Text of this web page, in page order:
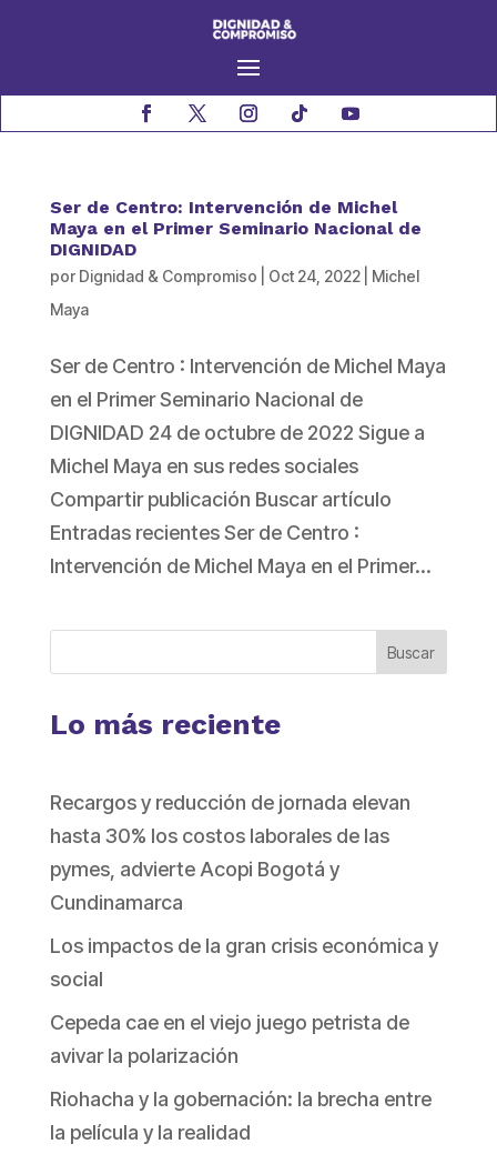
Ser de Centro: Intervención de Michel
Maya en el Primer Seminario Nacional de
DIGNIDAD
por Dignidad & Compromiso Oct 24, 2022| Michel
Maya
Ser de Centro : Intervención de Michel Maya
en el Primer Seminario Nacional de
DIGNIDAD 24 de octubre de 2022 Sigue a
Michel Maya en sus redes sociales
Compartir publicación Buscar artículo
Entradas recientes Ser de Centro :
Intervención de Michel Maya en el Primer...
Buscar
Lo más reciente
Recargos y reducción de jornada elevan
hasta 30% los costos laborales de las
pymes, advierte Acopi Bogotá y
Cundinamarca
Los impactos de la gran crisis económica y
social
Cepeda cae en el viejo juego petrista de
avivar la polarización
Riohacha y la gobernación: la brecha entre
la película y la realidad